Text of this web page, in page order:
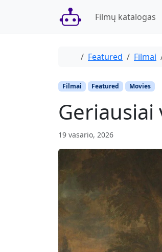
Filmų katalogas
Home
Featured Filmai
Filmai Featured Movies
19 vasario, 2026